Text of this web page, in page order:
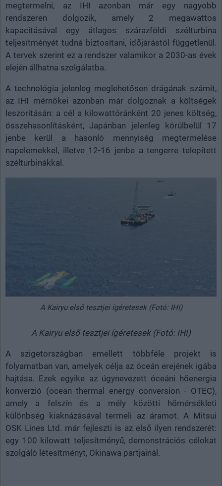
megtermelni, az IHI azonban már egy nagyobb
rendszeren dolgozik, amely 2 megawattos
kapacitásával egy átlagos szárazföldi szélturbina
teljesítményét tudná biztosítani, időjárástól függetlenül.
A tervek szerint ez a rendszer valamikor a 2030-as évek
elején állhatna szolgálatba.
A technológia jelenleg meglehetősen drágának számít,
az IHI mérnökei azonban már dolgoznak a költségek
leszorításán: a cél a kilowattóránként 20 jenes költség,
összehasonlításként, Japánban jelenleg körülbelül 17
jenbe kerül a hasonló mennyiség megtermelése
napelemekkel, illetve 12-16 jenbe a tengerre telepített
szélturbinákkal.
A Kairyu első tesztjei ígéretesek (Fotó: IHI)
A Kairyu első tesztjei ígéretesek (Fotó: IHI)
A szigetországban emellett többféle projekt is
folyamatban van, amelyek célja az óceán erejének igába
hajtása. Ezek egyike az úgynevezett óceáni hőenergia
konverzió (ocean thermal energy conversion - OTEC),
amely a felszín és a mély közötti hőmérsékleti
különbség kiaknázásával termeli az áramot. A Mitsui
OSK Lines Ltd. már fejleszti is az első ilyen rendszerét:
egy 100 kilowatt teljesítményű, demonstrációs célokat
szolgáló létesítményt, Okinawa partjainál.